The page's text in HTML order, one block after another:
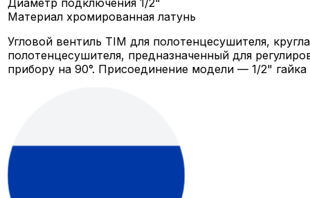
Материал хромированная латунь
Угловой вентиль TIM для полотенцесушителя,
полотенцесушителя, предназначенный для
прибору на 90°. Присоединение модели — 1/2"